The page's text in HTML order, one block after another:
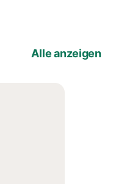
Alle anzeigen